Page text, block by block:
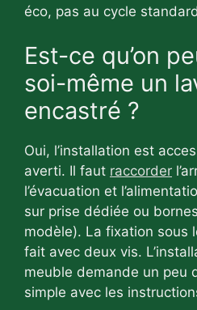
éco, pas au cycle
Est-ce qu’on
soi-même un
encastré ?
Oui, l’installation est
averti. Il faut raccorder
l’évacuation et
sur prise dédiée ou
modèle). La fixation sous
fait avec deux vis.
meuble demande un peu
simple avec les